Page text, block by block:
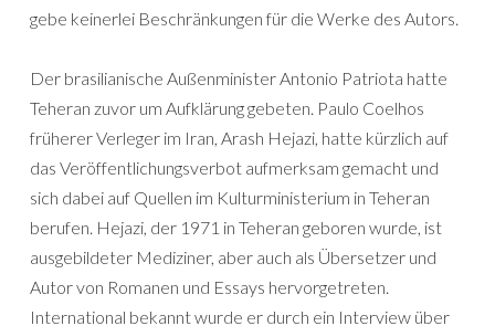
gebe keinerlei Beschränkungen für die Werke des Autors.
Der brasilianische Außenminister Antonio Patriota hatte
Teheran zuvor um Aufklärung gebeten. Paulo Coelhos
früherer Verleger im Iran, Arash Hejazi, hatte kürzlich auf
das Veröffentlichungsverbot aufmerksam gemacht und
sich dabei auf Quellen im Kulturministerium in Teheran
berufen. Hejazi, der 1971 in Teheran geboren wurde, ist
ausgebildeter Mediziner, aber auch als Übersetzer und
Autor von Romanen und Essays hervorgetreten.
International bekannt wurde er durch ein Interview über